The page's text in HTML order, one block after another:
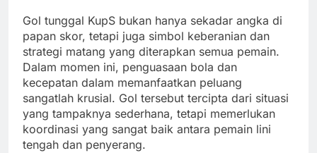
Gol tunggal KupS bukan hanya sekadar angka di
papan skor, tetapi juga simbol keberanian dan
strategi matang yang diterapkan semua pemain.
Dalam momen ini, penguasaan bola dan
kecepatan dalam memanfaatkan peluang
sangatlah krusial. Gol tersebut tercipta dari situasi
yang tampaknya sederhana, tetapi memerlukan
koordinasi yang sangat baik antara pemain lini
tengah dan penyerang.